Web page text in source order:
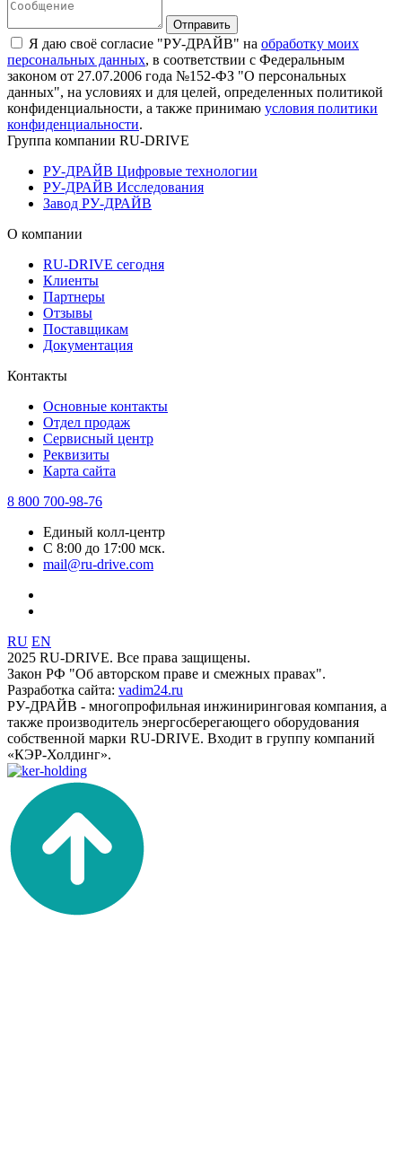
Я даю своё согласие "РУ-ДРАЙВ" на обработку моих
персональных данных, в соответствии с Федеральным
законом от 27.07.2006 года №152-ФЗ "О персональных
данных", на условиях и для целей, определенных политикой
конфиденциальности, а также принимаю условия политики
конфиденциальности.
Группа компании RU-DRIVE
РУ-ДРАЙВ Цифровые технологии
РУ-ДРАЙВ Исследования
Завод РУ-ДРАЙВ
О компании
RU-DRIVE сегодня
Клиенты
Партнеры
Отзывы
Поставщикам
Документация
Контакты
Основные контакты
Отдел продаж
Сервисный центр
Реквизиты
Карта сайта
8 800 700-98-76
Единый колл-центр
С 8:00 до 17:00 мск.
mail@ru-drive.com
RU EN
2025 RU-DRIVE. Все права защищены.
Закон РФ "Об авторском праве и смежных правах".
Разработка сайта: vadim24.ru
РУ-ДРАЙВ - многопрофильная инжиниринговая компания, а
также производитель энергосберегающего оборудования
собственной марки RU-DRIVE. Входит в группу компаний
«КЭР-Холдинг».